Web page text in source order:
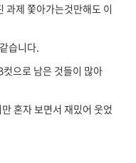
과제 쫓아가는것만해도 이
습니다.
으로 남은 것들이 많아
혼자 보면서 재밌어 웃었